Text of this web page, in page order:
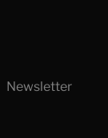
Newsletter